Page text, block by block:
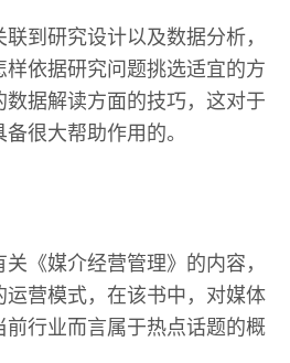
到研究设计以及数据分析，
依据研究问题挑选适宜的方
据解读方面的技巧，这对于
很大帮助作用的。
《媒介经营管理》的内容，
营模式，在该书中，对媒体
前行业而言属于热点话题的概